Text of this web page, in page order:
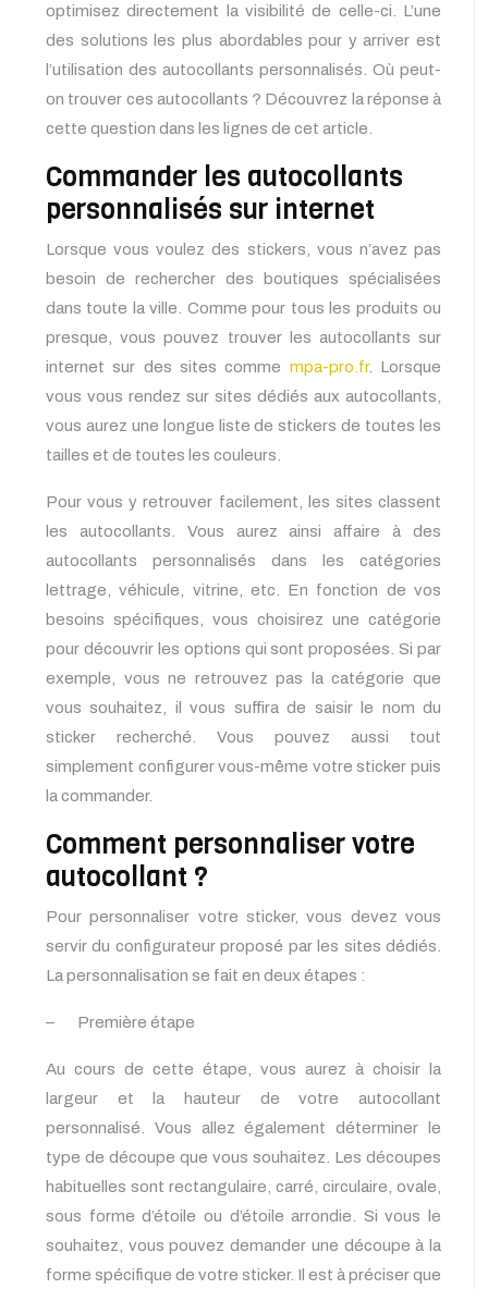
optimisez directement la visibilité de celle-ci. L’une
des solutions les plus abordables pour y arriver est
l’utilisation des autocollants personnalisés. Où peut-
on trouver ces autocollants ? Découvrez la réponse à
cette question dans les lignes de cet article.
Commander les autocollants
personnalisés sur internet
Lorsque vous voulez des stickers, vous n’avez pas
besoin de rechercher des boutiques spécialisées
dans toute la ville. Comme pour tous les produits ou
presque, vous pouvez trouver les autocollants sur
internet sur des sites comme mpa-pro.fr. Lorsque
vous vous rendez sur sites dédiés aux autocollants,
vous aurez une longue liste de stickers de toutes les
tailles et de toutes les couleurs.
Pour vous y retrouver facilement, les sites classent
les autocollants. Vous aurez ainsi affaire à des
autocollants personnalisés dans les catégories
lettrage, véhicule, vitrine, etc. En fonction de vos
besoins spécifiques, vous choisirez une catégorie
pour découvrir les options qui sont proposées. Si par
exemple, vous ne retrouvez pas la catégorie que
vous souhaitez, il vous suffira de saisir le nom du
sticker recherché. Vous pouvez aussi tout
simplement configurer vous-même votre sticker puis
la commander.
Comment personnaliser votre
autocollant ?
Pour personnaliser votre sticker, vous devez vous
servir du configurateur proposé par les sites dédiés.
La personnalisation se fait en deux étapes :
– Première étape
Au cours de cette étape, vous aurez à choisir la
largeur et la hauteur de votre autocollant
personnalisé. Vous allez également déterminer le
type de découpe que vous souhaitez. Les découpes
habituelles sont rectangulaire, carré, circulaire, ovale,
sous forme d’étoile ou d’étoile arrondie. Si vous le
souhaitez, vous pouvez demander une découpe à la
forme spécifique de votre sticker. Il est à préciser que